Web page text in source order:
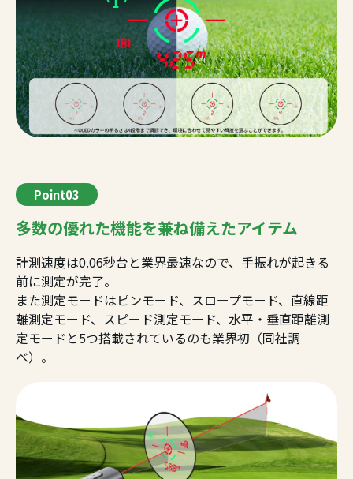
Point03
多数の優れた機能を兼ね備えたアイテム
計測速度は0.06秒台と業界最速なので、手振れが起きる
前に測定が完了。
また測定モードはピンモード、スロープモード、直線距
離測定モード、スピード測定モード、水平・垂直距離測
定モードと5つ搭載されているのも業界初（同社調
べ）。